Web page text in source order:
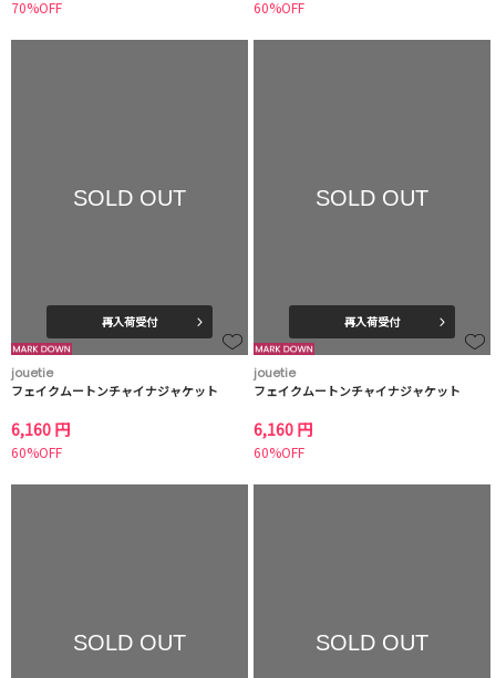
70%OFF 60%OFF
SOLD OUT
再入荷受付
jouetie
フェイクムートンチャイナジャケット
6,160 円
60%OFF
SOLD OUT
再入荷受付
jouetie
フェイクムートンチャイナジャケット
6,160 円
60%OFF
SOLD OUT SOLD OUT